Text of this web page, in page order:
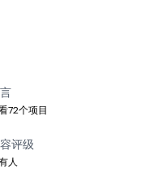
72个项目
评级
人